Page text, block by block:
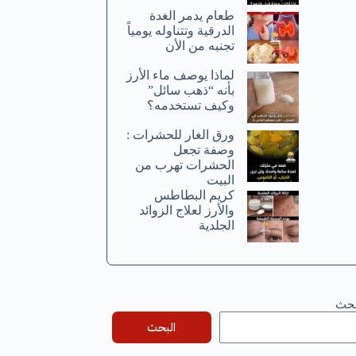
طعام يدمر الغدة
الدرقية وتتناوله يومياً
تجنبه من الأن
لماذا يوصف ماء الأرز
بأنه “ذهب سائل”
وكيف تستخدمه؟
ورق الغار للحشرات :
وصفة تجعل
الحشرات تهرب من
البيت
كريم البطاطس
والأرز لعلاج الزوائد
الجلدية
البحث